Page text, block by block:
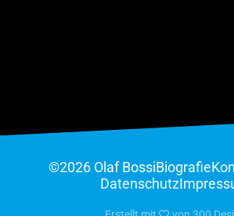
©2026 Olaf BossiBiografie
Datenschutz